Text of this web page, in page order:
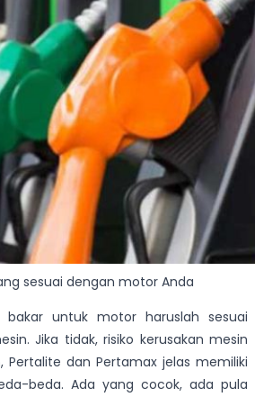
sesuai dengan motor Anda
bakar untuk motor haruslah sesuai
Jika tidak, risiko kerusakan mesin
Pertalite dan Pertamax jelas memiliki
beda. Ada yang cocok, ada pula